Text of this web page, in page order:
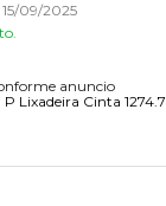
15/09/2025
anuncio
Lixadeira Cinta 1274.7